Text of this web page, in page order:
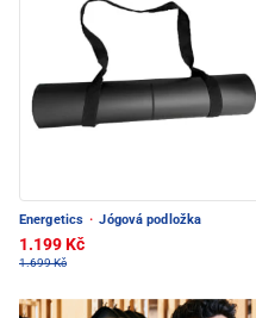
Energetics · Jógová podložka
1.199 Kč
1.699 Kč